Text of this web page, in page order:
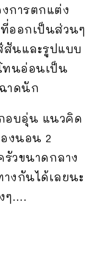
การตกแต่ง
ออกเป็นส่วนๆ
สันและรูปแบบ
ทนอ่อนเป็น
าดนัก
อบอุ่น แนวคิด
งนอน 2
วขนาดกลาง
งกันได้เลยนะ
ๆ….